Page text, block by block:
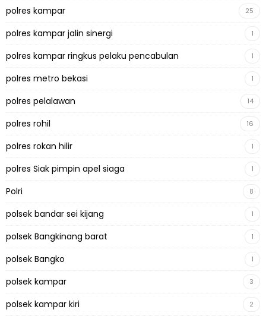
polres kampar 25
polres kampar jalin sinergi 1
polres kampar ringkus pelaku pencabulan 1
polres metro bekasi 1
polres pelalawan 14
polres rohil 16
polres rokan hilir 1
polres Siak pimpin apel siaga 1
Polri 8
polsek bandar sei kijang 1
polsek Bangkinang barat 1
polsek Bangko 1
polsek kampar 3
polsek kampar kiri 2